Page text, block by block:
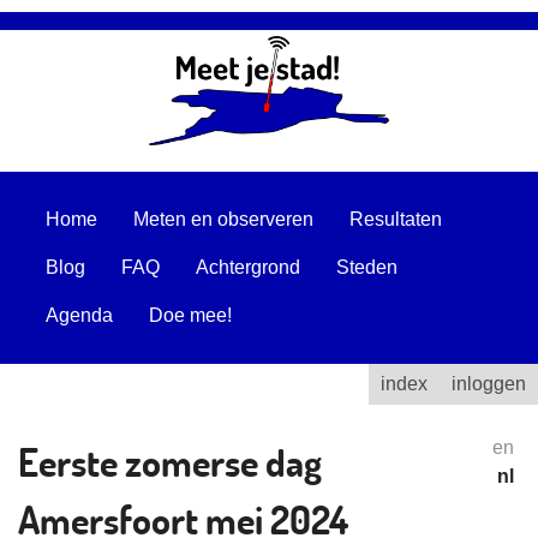
Home Meten en observeren Resultaten
Blog FAQ Achtergrond Steden
Agenda Doe mee!
index inloggen
Eerste zomerse dag
Amersfoort mei 2024
en
nl